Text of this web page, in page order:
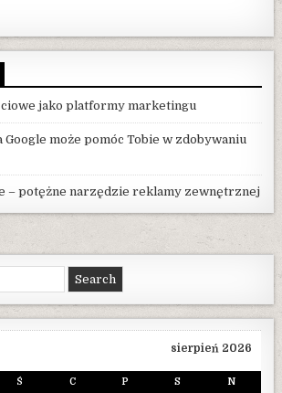
jako platformy marketingu
może pomóc Tobie w zdobywaniu
– potężne narzędzie reklamy zewnętrznej
sierpień 2026
Ś C P S N